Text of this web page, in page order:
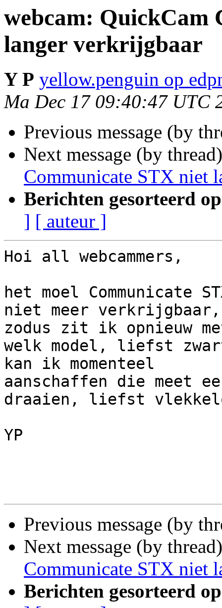
webcam: QuickCam
langer verkrijgbaar
Y P yellow.penguin op
Ma Dec 17 09:40:47 UTC
Previous message (by
Next message (by
Communicate STX niet
Berichten gesorteerd
] [ auteur ]
Hoi all webcammers,
het moel Communicate
niet meer verkrijgbaar,
zodus zit ik opnieuw
welk model, liefst
kan ik momenteel
aanschaffen die meet
draaien, liefst
YP
Previous message (by
Next message (by
Communicate STX niet
Berichten gesorteerd